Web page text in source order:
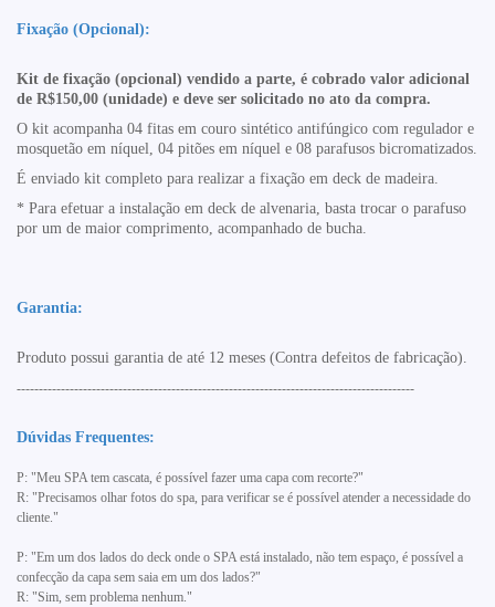
Fixação (Opcional):
Kit de fixação (opcional) vendido a parte, é cobrado valor adicional
de R$150,00 (unidade) e deve ser solicitado no ato da compra.
O kit acompanha 04 fitas em couro sintético antifúngico com regulador e
mosquetão em níquel, 04 pitões em níquel e 08 parafusos bicromatizados.
É enviado kit completo para realizar a fixação em deck de madeira.
* Para efetuar a instalação em deck de alvenaria, basta trocar o parafuso
por um de maior comprimento, acompanhado de bucha.
Garantia:
Produto possui garantia de até 12 meses (Contra defeitos de fabricação).
------------------------------------------------------------------------------------------
Dúvidas Frequentes:
P: "Meu SPA tem cascata, é possível fazer uma capa com recorte?"
R: "Precisamos olhar fotos do spa, para verificar se é possível atender a necessidade do
cliente."
P: "Em um dos lados do deck onde o SPA está instalado, não tem espaço, é possível a
confecção da capa sem saia em um dos lados?"
R: "Sim, sem problema nenhum."